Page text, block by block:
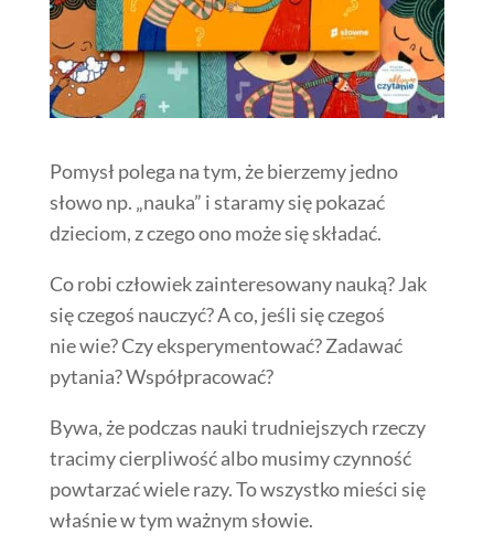
Pomysł polega na tym, że bierzemy jedno
słowo np. „nauka” i staramy się pokazać
dzieciom, z czego ono może się składać.
Co robi człowiek zainteresowany nauką? Jak
się czegoś nauczyć? A co, jeśli się czegoś
nie wie? Czy eksperymentować?Zadawać
pytania? Współpracować?
Bywa, że podczas nauki trudniejszych rzeczy
tracimy cierpliwość albo musimy czynność
powtarzać wiele razy. To wszystko mieści się
właśnie w tym ważnym słowie.